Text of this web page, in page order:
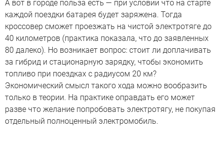
А вот в городе польза есть — при условии что на старте
каждой поездки батарея будет заряжена. Тогда
кроссовер сможет проезжать на чистой электротяге до
40 километров (практика показала, что до заявленных
80 далеко). Но возникает вопрос: стоит ли доплачивать
за гибрид и стационарную зарядку, чтобы экономить
топливо при поездках с радиусом 20 км?
Экономический смысл такого хода можно вообразить
только в теории. На практике оправдать его может
разве что желание попробовать электротягу, не покупая
отдельный полноценный электромобиль.